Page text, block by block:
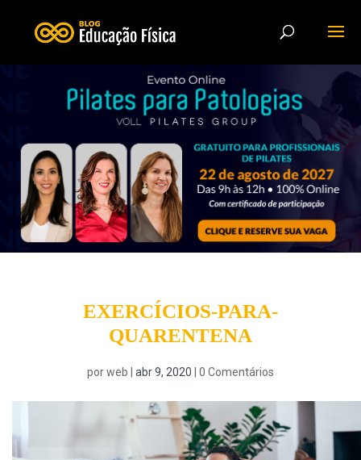
EXERCÍCIOS-PARA-
QUARENTENA
porweb abr 9, 2020 0 Comentários